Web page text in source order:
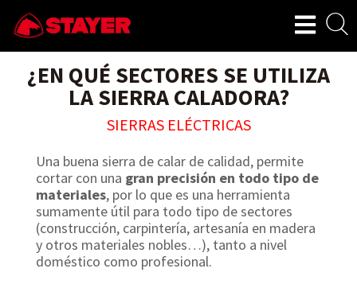
¿EN QUÉ SECTORES SE UTILIZA
LA SIERRA CALADORA?
SIERRAS ELÉCTRICAS
Una buena sierra de calar de calidad, permite
cortar con una gran precisión en todo tipo de
materiales, por lo que es una herramienta
sumamente útil para todo tipo de sectores
(construcción, carpintería, artesanía en madera
y otros materiales nobles…), tanto a nivel
doméstico como profesional.